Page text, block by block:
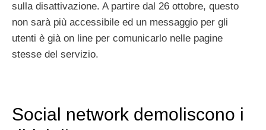
sulla disattivazione. A partire dal 26 ottobre, questo
non sarà più accessibile ed un messaggio per gli
utenti è già on line per comunicarlo nelle pagine
stesse del servizio.
Social network demoliscono i